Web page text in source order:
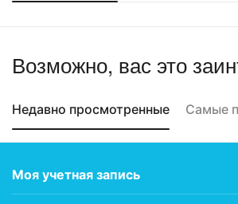
Возможно, вас это
Недавно просмотренные Самые
Моя учетная запись